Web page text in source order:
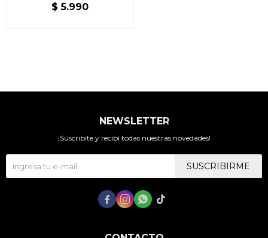
$ 5.990
NEWSLETTER
¡Suscribite y recibí todas nuestras novedades!
SUSCRIBIRME
   